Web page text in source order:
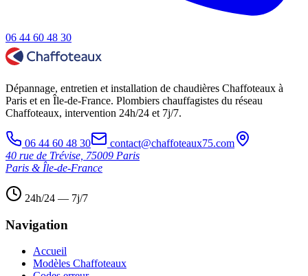
06 44 60 48 30
Dépannage, entretien et installation de chaudières Chaffoteaux à
Paris et en Île-de-France. Plombiers chauffagistes du réseau
Chaffoteaux, intervention 24h/24 et 7j/7.
06 44 60 48 30
contact@chaffoteaux75.com
40 rue de Trévise, 75009 Paris
Paris & Île-de-France
24h/24 — 7j/7
Navigation
Accueil
Modèles Chaffoteaux